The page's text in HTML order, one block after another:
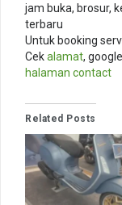
jam buka, brosur,
terbaru
Untuk booking
Cekalamat,
halaman contact
Related Posts